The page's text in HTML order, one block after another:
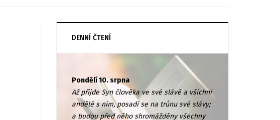
DENNÍ ČTENÍ
Pondělí 10. srpna
Až přijde Syn člověka ve své slávě a všichni
andělé s ním, posadí se na trůnu své slávy;
a budou před něho shromážděny všechny